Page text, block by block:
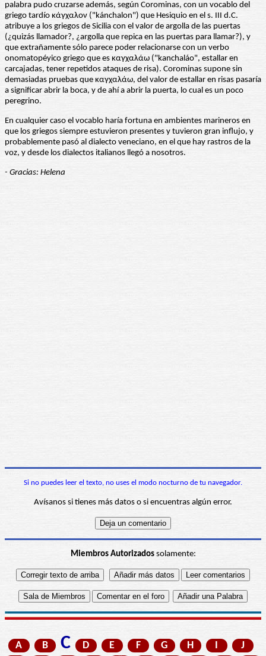
palabra pudo cruzarse además, según Corominas, con un vocablo del
griego tardío κάγχαλον ("kánchalon") que Hesiquio en el s. III d.C.
atribuye a los griegos de Sicilia con el valor de argolla de las puertas
(¿quizás llamador?, ¿argolla que repica en las puertas para llamar?), y
que extrañamente sólo parece poder relacionarse con un verbo
onomatopéyico griego que es καγχαλάω ("kanchaláo", estallar en
carcajadas, tener repetidos ataques de risa). Corominas supone sin
demasiadas pruebas que καγχαλάω, del valor de estallar en risas pasaría
a significar abrir la boca, y de ahí a abrir la puerta, lo cual es un poco
peregrino.
En cualquier caso el vocablo haría fortuna en ambientes marineros en
que los griegos siempre estuvieron presentes y tuvieron gran influjo, y
probablemente pasó al dialecto veneciano, en el que hay rastros de la
voz, y desde los dialectos italianos llegó a nosotros.
- Gracias: Helena
Si no puedes leer el texto, no uses el modo nocturno de tu navegador.
Avísanos si tienes más datos o si encuentras algún error.
Miembros Autorizadossolamente:
A B C D E F G H I
J